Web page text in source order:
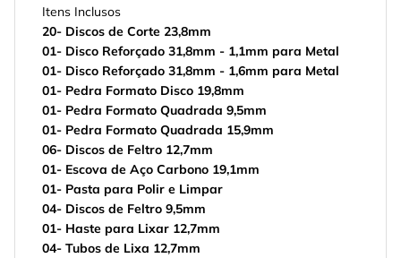
Itens Inclusos
20- Discos de Corte 23,8mm
01- Disco Reforçado 31,8mm - 1,1mm para Metal
01- Disco Reforçado 31,8mm - 1,6mm para Metal
01- Pedra Formato Disco 19,8mm
01- Pedra Formato Quadrada 9,5mm
01- Pedra Formato Quadrada 15,9mm
06- Discos de Feltro 12,7mm
01- Escova de Aço Carbono 19,1mm
01- Pasta para Polir e Limpar
04- Discos de Feltro 9,5mm
01- Haste para Lixar 12,7mm
04- Tubos de Lixa 12,7mm